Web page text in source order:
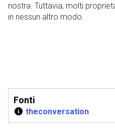
nostra. Tuttavia, molti
in nessun altro modo.
Fonti
theconversation